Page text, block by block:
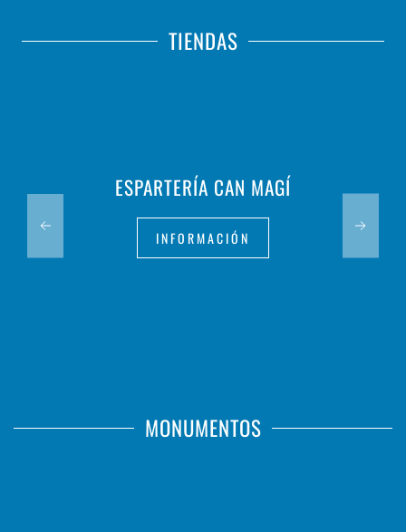
TIENDAS
ESPARTERÍA CAN MAGÍ
INFORMACIÓN
MONUMENTOS